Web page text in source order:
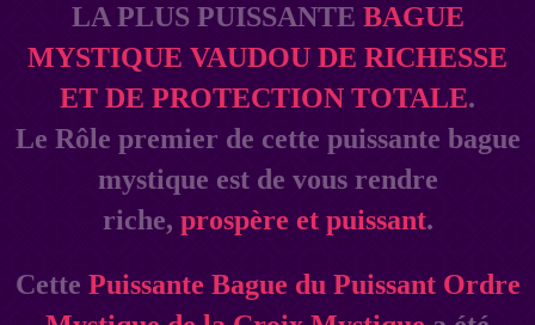
LA PLUS PUISSANTE BAGUE
MYSTIQUE VAUDOU DE RICHESSE
ET DE PROTECTION TOTALE.
Le Rôle premier de cette puissante bague
mystique est de vous rendre
riche, prospère et puissant.
Cette Puissante Bague du Puissant Ordre